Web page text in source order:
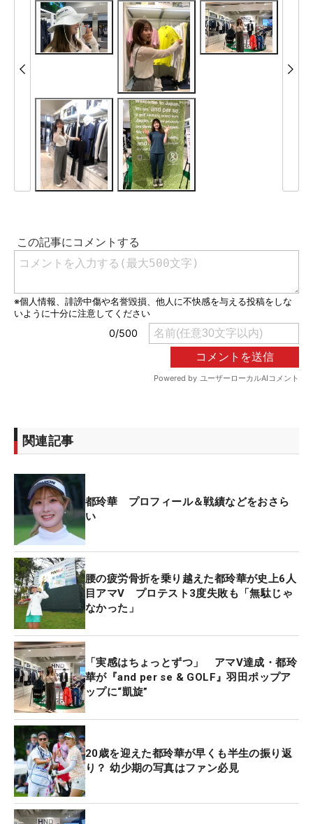
関連記事
都玲華 プロフィール＆戦績などをおさら
い
腰の疲労骨折を乗り越えた都玲華が史上6人
目アマV プロテスト3度失敗も「無駄じゃ
なかった」
「実感はちょっとずつ」 アマV達成・都玲
華が『and per se & GOLF』羽田ポップア
ップに“凱旋”
20歳を迎えた都玲華が早くも半生の振り返
り？ 幼少期の写真はファン必見